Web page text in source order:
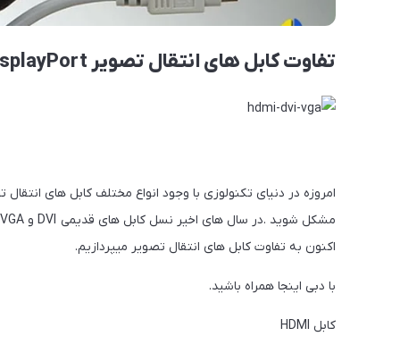
تفاوت کابل های انتقال تصویر VGA,HDMI,DVI,DisplayPort در چیست؟
امروزه در دنیای تکنولوزی با وجود انواع مختلف کابل های
اکنون به تفاوت کابل های انتقال تصویر میپردازیم.
با دبی اینجا همراه باشید.
کابل HDMI